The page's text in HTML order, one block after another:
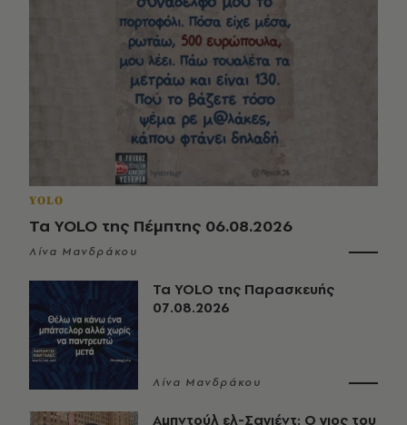
YOLO
Τα YOLO της Πέμπτης 06.08.2026
Λίνα Μανδράκου
Τα YOLO της Παρασκευής
07.08.2026
Λίνα Μανδράκου
Αμπντούλ ελ-Σαγιέντ: Ο γιος του